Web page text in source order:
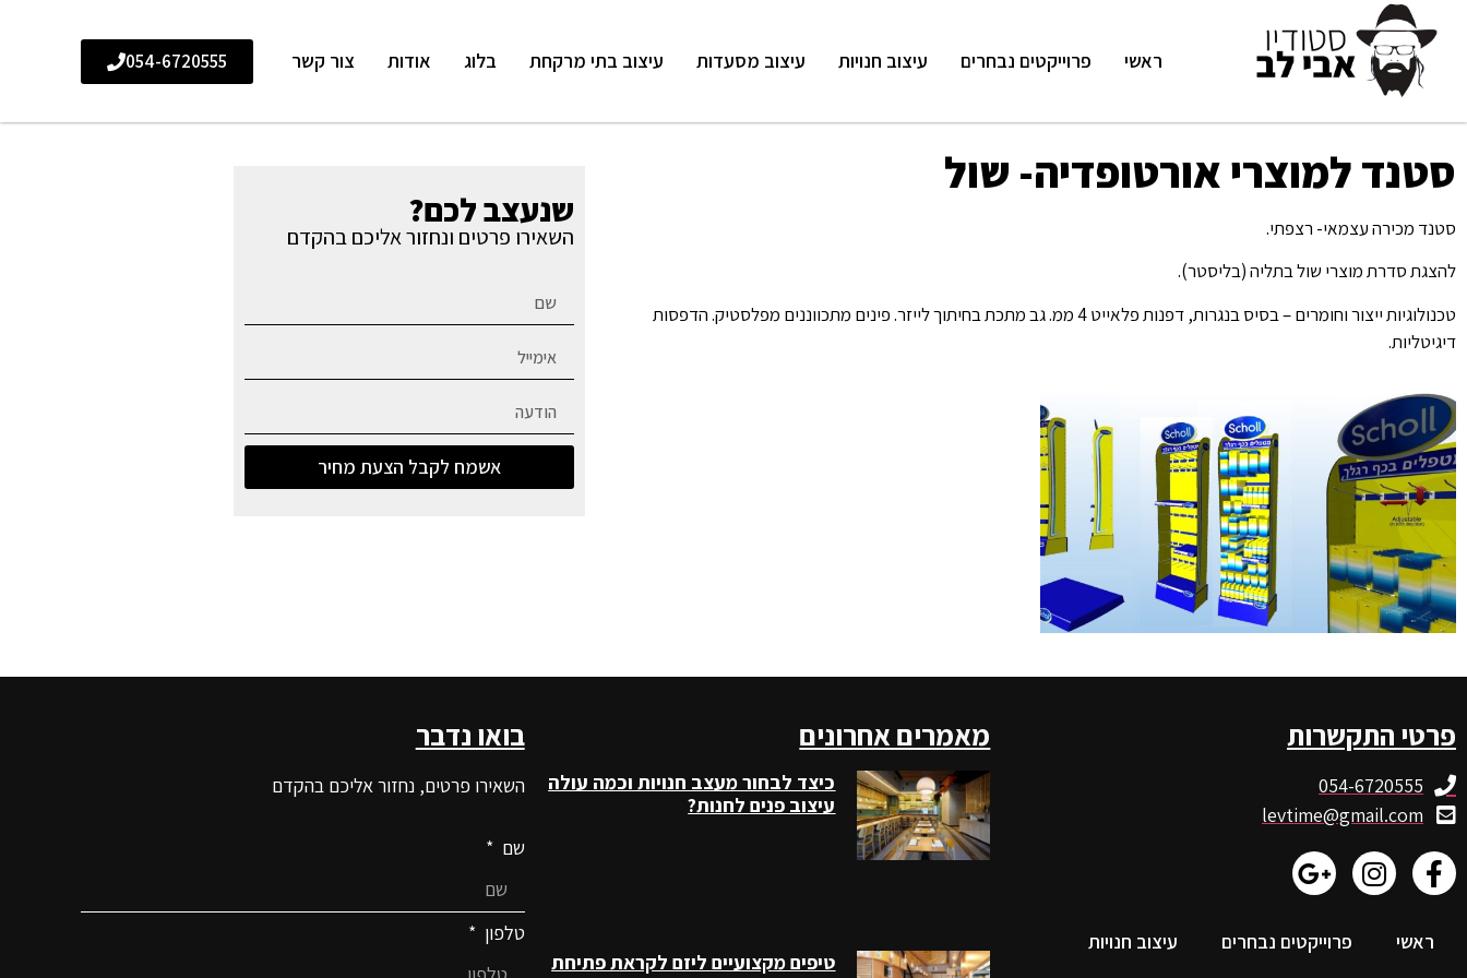
ראשי פרוייקטים נבחרים עיצוב חנויות עיצוב מסעדות עיצוב בתי מרקחת בלוג אודות צור קשר 054-6720555
סטנד למוצרי אורטופדיה- שול
סטנד מכירה עצמאי- רצפתי.
להצגת סדרת מוצרי שול בתליה (בליסטר).
טכנולוגיות ייצור וחומרים – בסיס בנגרות, דפנות פלאייט 4 ממ. גב מתכת בחיתוך לייזר. פינים מתכווננים מפלסטיק. הדפסות
דיגיטליות.
שנעצב לכם?
השאירו פרטים ונחזור אליכם בהקדם
אשמח לקבל הצעת מחיר
פרטי התקשרות
054-6720555
levtime@gmail.com
ראשי פרוייקטים נבחרים עיצוב חנויות
מאמרים אחרונים
כיצד לבחור מעצב חנויות וכמה עולה
עיצוב פנים לחנות?
טיפים מקצועיים ליזם לקראת פתיחת
בואו נדבר
השאירו פרטים, נחזור אליכם בהקדם
שם
טלפון